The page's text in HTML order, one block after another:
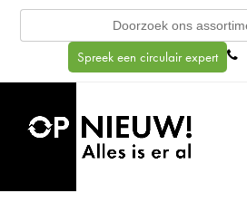
Search
Spreek een circulair expert